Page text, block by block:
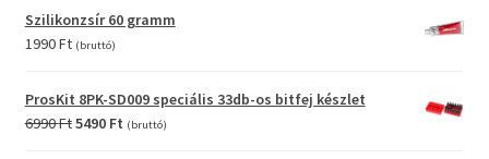
was:
is:
1990 Ft.
Szilikonzsír 60 gramm
1990Ft (bruttó)
ProsKit 8PK-SD009 speciális 33db-os bitfej készlet
6990FtOriginal
5490 FtCurrent
(bruttó)